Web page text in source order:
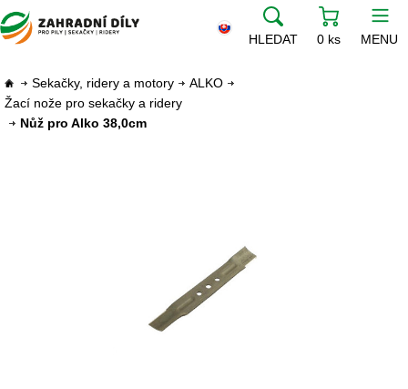
HLEDAT 0 ks MENU
Sekačky, ridery a motory
ALKO
Žací nože pro sekačky a ridery
Nůž pro Alko 38,0cm